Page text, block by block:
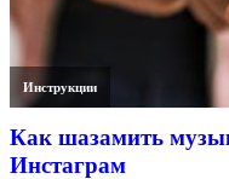
Инструкции
Как шазамить
Инстаграм